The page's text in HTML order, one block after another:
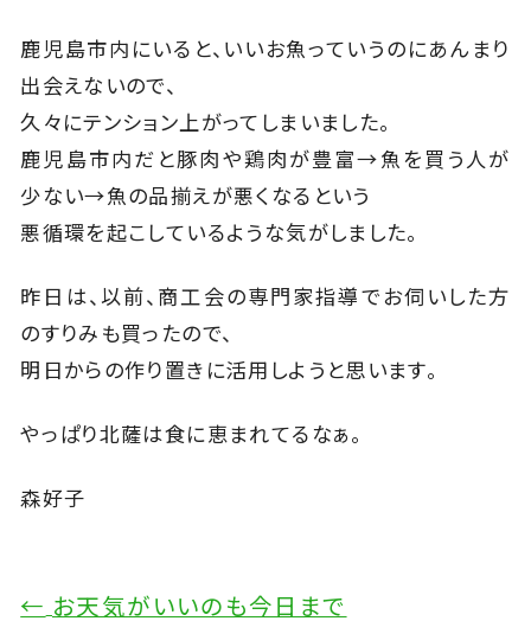
鹿児島市内にいると、いいお魚っていうのにあんまり
出会えないので、
久々にテンション上がってしまいました。
鹿児島市内だと豚肉や鶏肉が豊富→魚を買う人が
少ない→魚の品揃えが悪くなるという
悪循環を起こしているような気がしました。
昨日は、以前、商工会の専門家指導でお伺いした方
のすりみも買ったので、
明日からの作り置きに活用しようと思います。
やっぱり北薩は食に恵まれてるなぁ。
森好子
← お天気がいいのも今日まで